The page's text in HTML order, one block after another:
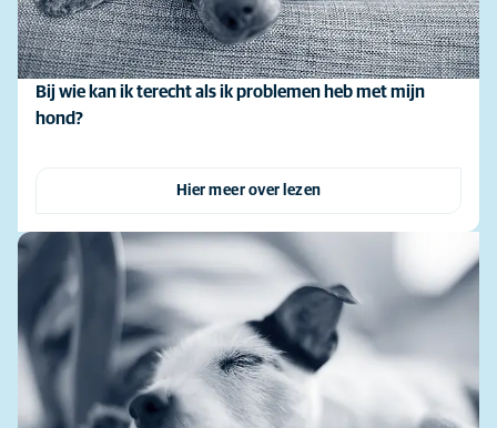
Bij wie kan ik terecht als ik problemen heb met mijn
hond?
Hier meer over lezen